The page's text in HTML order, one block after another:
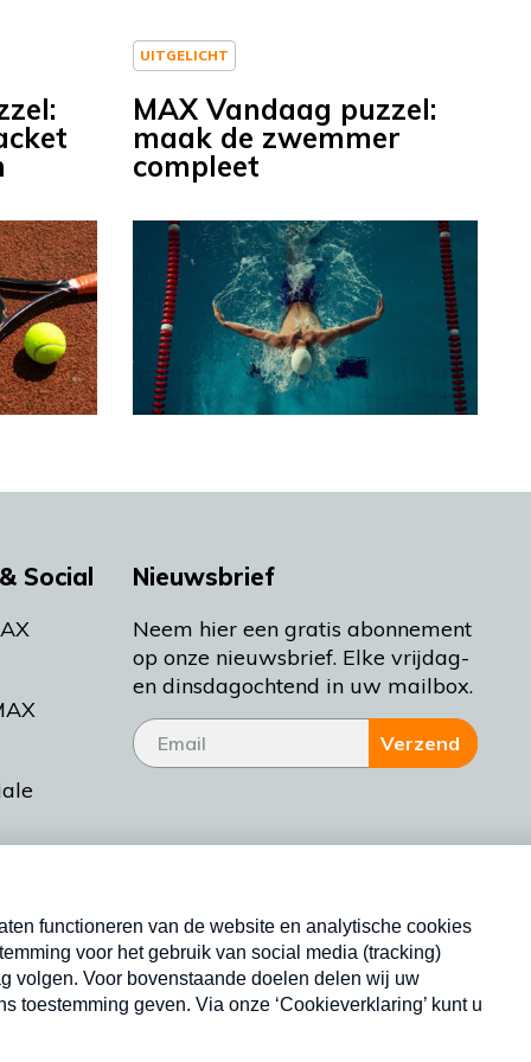
UITGELICHT
MAX Vandaag puzzel:
maak de zwemmer
compleet
Social
Bakt
Nieuwsbrief
Neem hier een gratis abonnement
op onze nieuwsbrief. Elke vrijdag-
en dinsdagochtend in uw mailbox.
Verzend
Nieuwsbrief
Neem hier een gratis abonnement op onze